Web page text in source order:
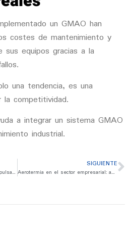
un GMAO han
costes de mantenimiento y
sus equipos gracias a la
una tendencia, es una
la competitividad.
a integrar un sistema GMAO
industrial.
Cómo la climatización eficiente impulsa la productividad en entornos industriales
SIGUIENTE
Aerotermia en el sector empresarial: ahorro energético y sostenibilidad